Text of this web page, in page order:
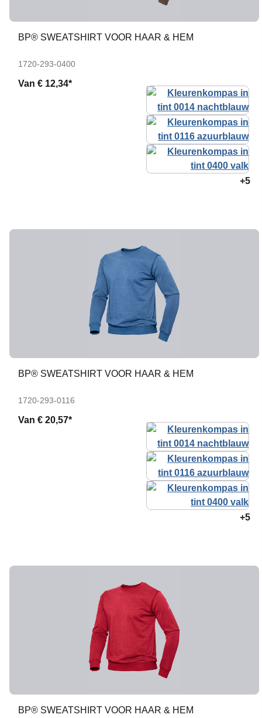
BP® SWEATSHIRT VOOR HAAR & HEM
1720-293-0400
Van € 12,34*
+5
BP® SWEATSHIRT VOOR HAAR & HEM
1720-293-0116
Van € 20,57*
+5
BP® SWEATSHIRT VOOR HAAR & HEM